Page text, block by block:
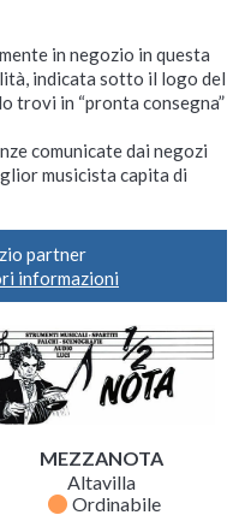
in negozio in questa
indicata sotto il logo del
trovi in “pronta consegna”
comunicate dai negozi
musicista capita di
partner
informazioni
MEZZANOTA
Altavilla
fiber_manual_record Ordinabile